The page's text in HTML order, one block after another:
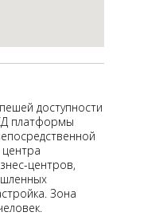
доступности
платформы
центров,
Зона